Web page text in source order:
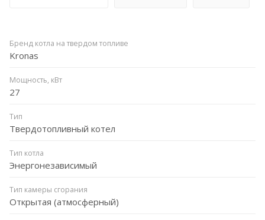
Бренд котла на твердом топливе
Kronas
Мощность, кВт
27
Тип
Твердотопливный котел
Тип котла
Энергонезависимый
Тип камеры сгорания
Открытая (атмосферный)